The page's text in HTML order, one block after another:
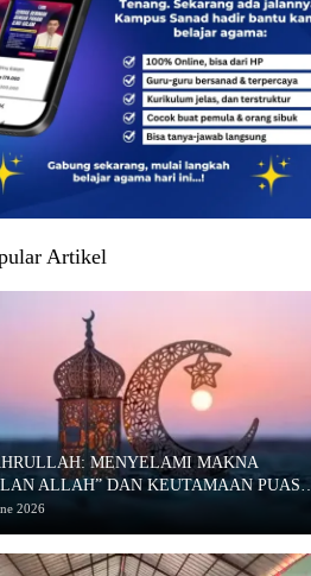
Artikel
MENYELAMI MAKNA
ALLAH” DAN KEUTAMAAN PUASA
2026